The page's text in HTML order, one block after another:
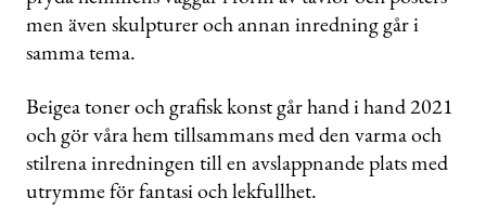
men även skulpturer och annan inredning går i
samma tema.
Beigea toner och grafisk konst går hand i hand 2021
och gör våra hem tillsammans med den varma och
stilrena inredningen till en avslappnande plats med
utrymme för fantasi och lekfullhet.